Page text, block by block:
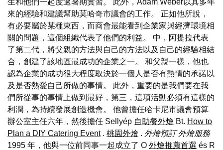
來的經驗和建議幫助莫哈奇市議會的工作。 正如他所說，
有必要屬於某種東西，而商會最能看到企業家與經濟環境相
關的問題，這個組織代表了他們的利益。 中，阿提拉代表
了第二代，將父親的方法與自己的方法以及自己的經驗相結
合，創建了該地區最成功的企業之一。 和父親一樣，他也
認為企業的成功很大程度取決於一個人是否有熱情的承諾以
及是否熱愛自己所做的事情。 此外，重要的是我們要在我
們所從事的事情上做到最好，第三，這項活動必須有這樣的
利潤，為持續發展創造機會。 他曾擔任哈卡尼市議會預算
辦公室主任六年，然後擔任 Sellyép 自助餐外燴 Bt. How to
Plan a DIY Catering Event. 桃園外燴 . 外燴預訂 外燴服務
1995 年，他與一位前同事一起成立了 O 外燴推薦首選 és R